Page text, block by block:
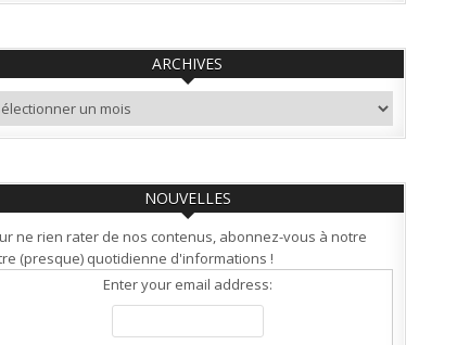
ARCHIVES
NOUVELLES
ne rien rater de nos contenus, abonnez-vous à notre
(presque) quotidienne d'informations !
Enter your email address: